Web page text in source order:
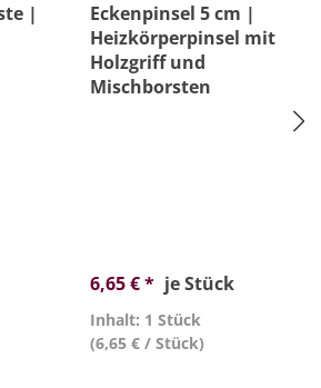
|
Eckenpinsel 5 cm |
Heizkörperpinsel mit
Holzgriff und
Mischborsten
6,65 € * je Stück
Inhalt: 1 Stück
(6,65 € / Stück)